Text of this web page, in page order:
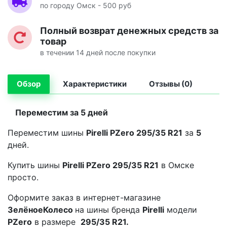
по городу Омск - 500 руб
Полный возврат денежных средств за
товар
в течении 14 дней после покупки
Обзор Характеристики Отзывы (0)
Переместим за 5 дней
Переместим шины Pirelli PZero 295/35 R21 за 5
дней.
Купить шины Pirelli PZero 295/35 R21 в Омске
просто.
Оформите заказ в интернет-магазине
ЗелёноеКолесо на шины бренда Pirelli модели
PZero в размере 295/35 R21.